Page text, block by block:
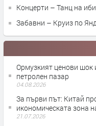
Концерти – Танц на
Забавни – Круиз по
Ормузкият ценови шок
петролен пазар
04.08.2026
За първи път: Китай
икономическата зона
21.07.2026